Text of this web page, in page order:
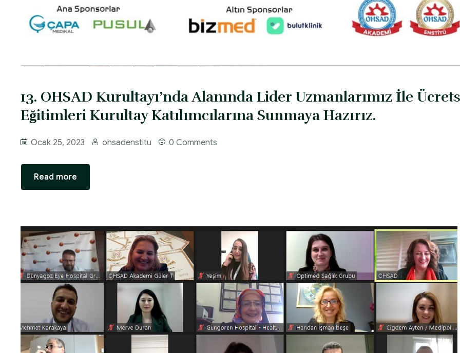
13. OHSAD Kurultayı’nda Alanında Lider Uzmanlarımız İle
Eğitimleri Kurultay Katılımcılarına Sunmaya Hazırız.
Ocak 25, 2023 ohsadenstitu 0 Comments
Read more